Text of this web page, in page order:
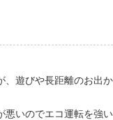
、遊びや長距離のお出
いのでエコ運転を強い